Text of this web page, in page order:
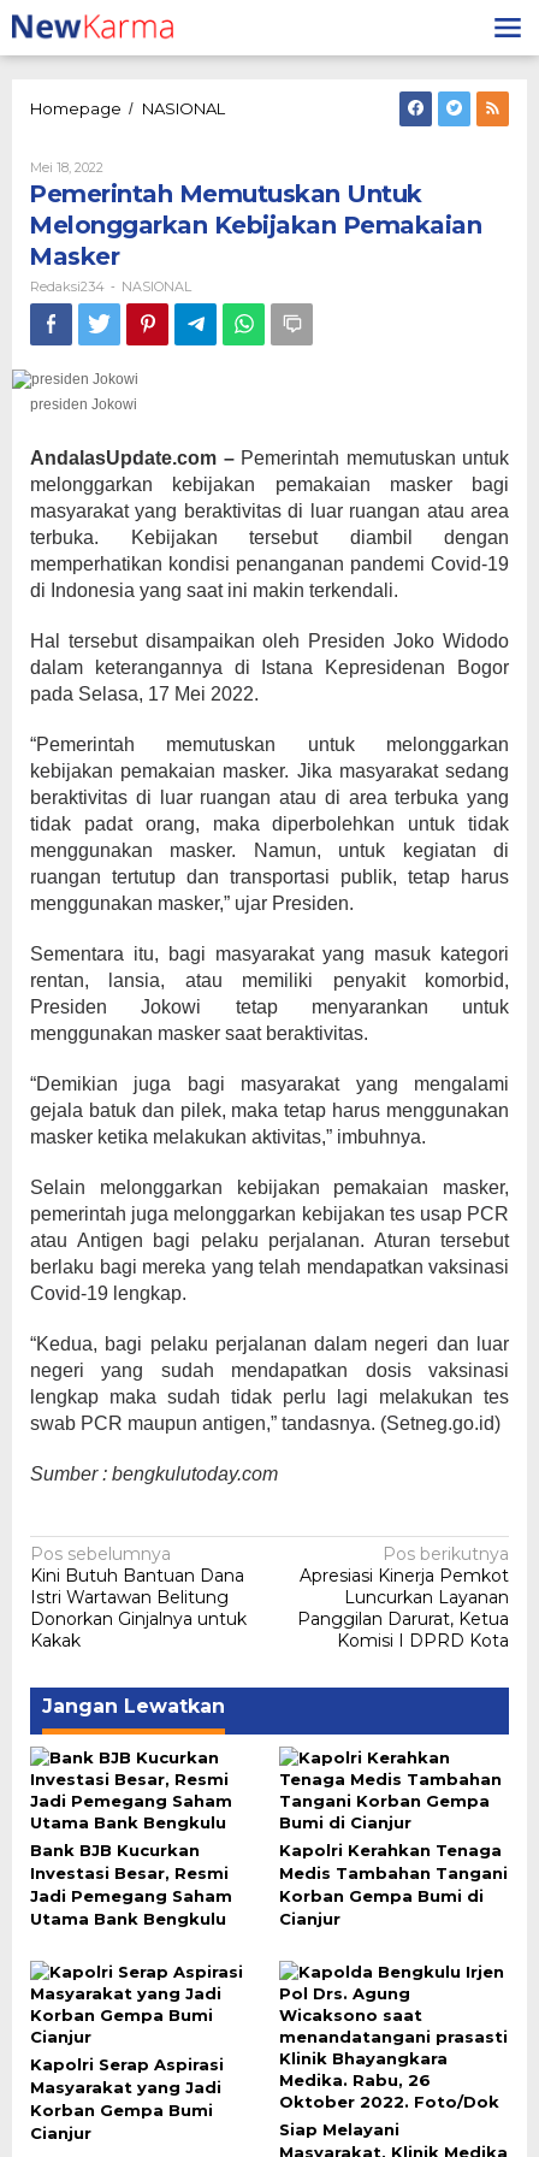
Lewati
ke
konten
Homepage / NASIONAL
Kebijakan
Pemakaian
Masker
Mei 18, 2022
Redaksi234
Pemerintah Memutuskan Untuk
Melonggarkan Kebijakan Pemakaian
Masker
Redaksi234 - NASIONAL
presiden Jokowi
AndalasUpdate.com – Pemerintah memutuskan untuk
melonggarkan kebijakan pemakaian masker bagi
masyarakat yang beraktivitas di luar ruangan atau area
terbuka. Kebijakan tersebut diambil dengan
memperhatikan kondisi penanganan pandemi Covid-19
di Indonesia yang saat ini makin terkendali.
Hal tersebut disampaikan oleh Presiden Joko Widodo
dalam keterangannya di Istana Kepresidenan Bogor
pada Selasa, 17 Mei 2022.
“Pemerintah memutuskan untuk melonggarkan
kebijakan pemakaian masker. Jika masyarakat sedang
beraktivitas di luar ruangan atau di area terbuka yang
tidak padat orang, maka diperbolehkan untuk tidak
menggunakan masker. Namun, untuk kegiatan di
ruangan tertutup dan transportasi publik, tetap harus
menggunakan masker,” ujar Presiden.
Sementara itu, bagi masyarakat yang masuk kategori
rentan, lansia, atau memiliki penyakit komorbid,
Presiden Jokowi tetap menyarankan untuk
menggunakan masker saat beraktivitas.
“Demikian juga bagi masyarakat yang mengalami
gejala batuk dan pilek, maka tetap harus menggunakan
masker ketika melakukan aktivitas,” imbuhnya.
Selain melonggarkan kebijakan pemakaian masker,
pemerintah juga melonggarkan kebijakan tes usap PCR
atau Antigen bagi pelaku perjalanan. Aturan tersebut
berlaku bagi mereka yang telah mendapatkan vaksinasi
Covid-19 lengkap.
“Kedua, bagi pelaku perjalanan dalam negeri dan luar
negeri yang sudah mendapatkan dosis vaksinasi
lengkap maka sudah tidak perlu lagi melakukan tes
swab PCR maupun antigen,” tandasnya. (Setneg.go.id)
Sumber : bengkulutoday.com
Navigasi
pos
Pos sebelumnya
Kini Butuh Bantuan Dana
Istri Wartawan Belitung
Donorkan Ginjalnya untuk
Kakak
Pos berikutnya
Apresiasi Kinerja Pemkot
Luncurkan Layanan
Panggilan Darurat, Ketua
Komisi I DPRD Kota
Jangan Lewatkan
Bank BJB Kucurkan
Investasi Besar, Resmi
Jadi Pemegang Saham
Utama Bank Bengkulu
Kapolri Kerahkan Tenaga
Medis Tambahan Tangani
Korban Gempa Bumi di
Cianjur
Kapolri Serap Aspirasi
Masyarakat yang Jadi
Korban Gempa Bumi
Cianjur
Siap Melayani
Masyarakat, Klinik Medika